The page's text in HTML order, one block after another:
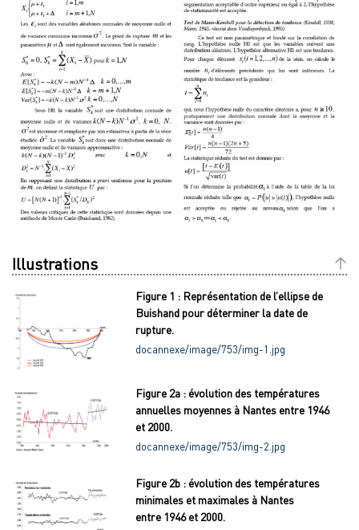
Illustrations
Figure 1 : Représentation de l’ellipse de
Buishand pour déterminer la date de
rupture.
docannexe/image/753/img-1.jpg
Figure 2a : évolution des températures
annuelles moyennes à Nantes entre 1946
et 2000.
docannexe/image/753/img-2.jpg
Figure 2b : évolution des températures
minimales et maximales à Nantes
entre 1946 et 2000.